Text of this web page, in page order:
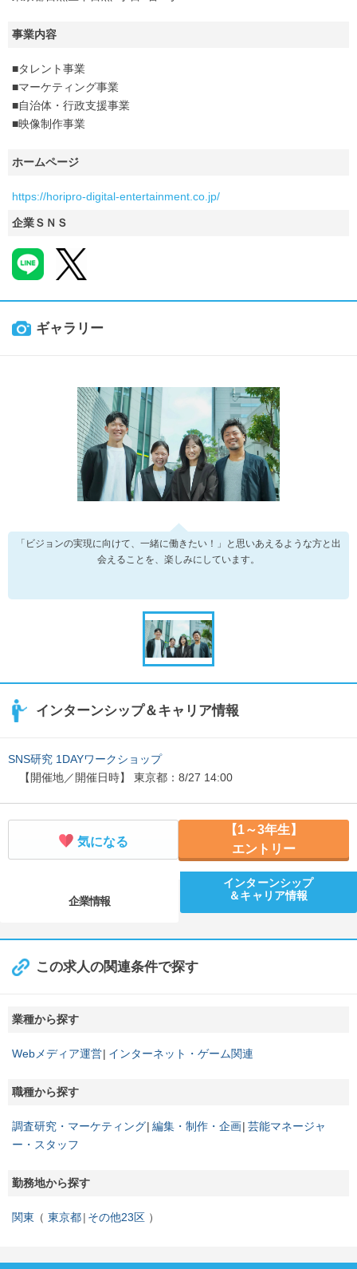
事業内容
■タレント事業
■マーケティング事業
■自治体・行政支援事業
■映像制作事業
ホームページ
https://horipro-digital-entertainment.co.jp/
企業ＳＮＳ
ギャラリー
「ビジョンの実現に向けて、一緒に働きたい！」と思いあえるような方と出
会えることを、楽しみにしています。
インターンシップ＆キャリア情報
SNS研究 1DAYワークショップ
【開催地／開催日時】 東京都：8/27 14:00
気になる
【1～3年生】
エントリー
企業情報
インターンシップ
＆キャリア情報
この求人の関連条件で探す
業種から探す
Webメディア運営 インターネット・ゲーム関連
職種から探す
調査研究・マーケティング 編集・制作・企画 芸能マネージャ
ー・スタッフ
勤務地から探す
関東 東京都 その他23区